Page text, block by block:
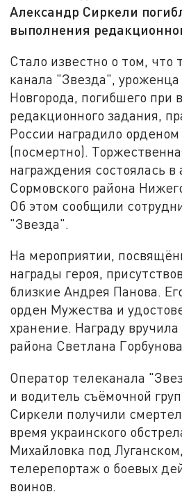
Александр Сиркели
выполнения
Стало известно о том, что
канала "Звезда",
Новгорода, погибшего при
редакционного задания,
России наградило
(посмертно).
награждения состоялась
Сормовского района
Об этом сообщили
"Звезда".
На мероприятии,
награды героя,
близкие Андрея Панова.
орден Мужества и
хранение. Награду
района Светлана
Оператор телеканала
и водитель съёмочной
Сиркели получили
время украинского
Михайловка под
телерепортаж о боевых
воинов.